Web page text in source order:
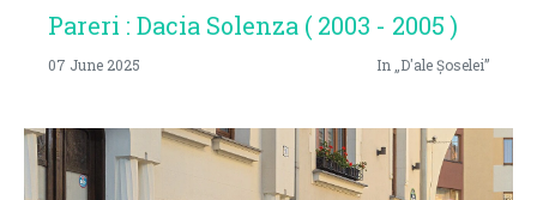
Pareri : Dacia Solenza ( 2003 - 2005 )
07 June 2025 In „D'ale Șoselei”